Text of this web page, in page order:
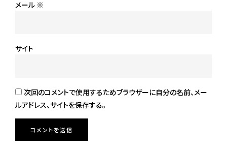
メール ※
サイト
次回のコメントで使用するためブラウザーに自分の名前、メー
ルアドレス、サイトを保存する。